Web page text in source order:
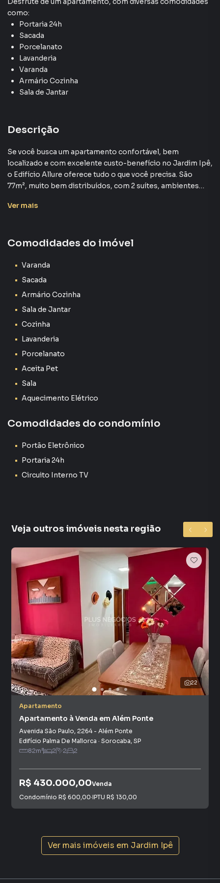
como:
Portaria 24h
Sacada
Porcelanato
Lavanderia
Varanda
Armário Cozinha
Sala de Jantar
Descrição
Se você busca um apartamento confortável, bem
localizado e com excelente custo-benefício no Jardim Ipê,
o Edifício Allure oferece tudo o que você precisa. São
77m², muito bem distribuídos, com 2 suítes, ambientes
77 m²
2 suítes amplas
Sala de jantar
Sacada
Cozinha espaçosa
Lavanderia
Móveis planejados em vários ambientes
Ar condicionado em todos os cômodos
Prédio de 2 andares
Não possui elevador
Não possui portaria 24h
Não possui área de lazer
Ambiente tranquilo e reservado
Custos Mensais
Condomínio: R$ 170,00 (inclui água)
IPTU: R$ 50,00
Localização
principais vias da cidade.
ou deseja mais informações sobre Apartamento em
Sorocaba? Entre em contato com nossa equipe.
A Plus Negócios Imobiliários tem mais opções de
Ver mais
Comodidades do imóvel
Varanda
Sacada
Armário Cozinha
Sala de Jantar
Cozinha
Lavanderia
Porcelanato
Aceita Pet
Sala
Aquecimento Elétrico
Comodidades do condomínio
Portão Eletrônico
Portaria 24h
Circuito Interno TV
Veja outros imóveis nesta região
22
Apartamento
Apartamento à Venda em Além Ponte
Avenida São Paulo, 2264- Além Ponte
Edifício Palma De Mallorca · Sorocaba, SP
82m² 2 2 2
R$ 430.000,00Venda
Condomínio R$ 600,00·IPTU R$ 130,00
Ver mais imóveis em Jardim Ipê